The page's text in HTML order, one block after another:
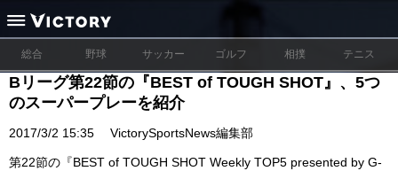
総合 野球 サッカー ゴルフ 相撲 テニス
Bリーグ第22節の『BEST of TOUGH SHOT』、5つ
のスーパープレーを紹介
2017/3/2 15:35 VictorySportsNews編集部
第22節の『BEST of TOUGH SHOT Weekly TOP5 presented by G-